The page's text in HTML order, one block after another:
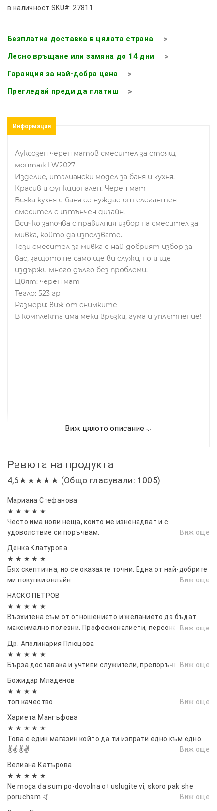
в наличност SKU#: 27811
Безплатна доставка в цялата страна
Лесно връщане или замяна до 14 дни
Гаранция за най-добра цена
Прегледай преди да платиш
Информация
Луксозен черен матов смесител за стоящ
монтаж LW2027
Изделие, италиански модел за баня и кухня.
Красив и функционален. Черен мат
Всяка кухня и баня се нуждае от елегантен
смесител с изтънчен дизайн.
Всичко започва с правилния избор на смесител за
мивка, който да използвате.
Този смесител за мивка е най-добрият избор за
вас, защото не само ще ви служи, но и ще
издържи много дълго без проблеми.
Цвят: черен мат
Тегло: 523 гр
Размери: виж от снимките
В комплекта има меки връзки, гума и уплътнение!
Ревюта на продукта
4,6★★★★★ (Общо гласували: 1005)
Мариана Стефанова
★ ★ ★ ★ ★
Често има нови неща, които ме изненадват и с
удоволствие си поръчвам.
Виж още
Денка Клатурова
★ ★ ★ ★ ★
Бях скептична, но се оказахте точни. Една от най-добрите
ми покупки онлайн
Виж още
НАСКО ПЕТРОВ
★ ★ ★ ★ ★
Възхитена съм от отношението и желанието да бъдат
максимално полезни. Професионалисти, персоналенВиж още
Др. Аполинария Плюцова
★ ★ ★ ★ ★
Бърза доставака и учтиви служители, препоръчвам!Виж още
Божидар Младенов
★ ★ ★ ★
топ качество.
Виж още
Хариета Мангъфова
★ ★ ★ ★ ★
Това е един магазин който да ти изпрати едно към едно.
✌️✌️✌️✌️
Виж още
Велиана Катърова
★ ★ ★ ★ ★
Ne moga da sum po-dovolna ot uslugite vi, skoro pak she
porucham 🤙
Виж още